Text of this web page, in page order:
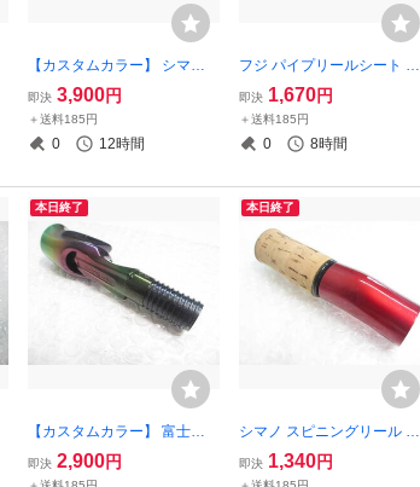
【カスタムカラー】 シマノ
ベイトリール 用 リールシー
ト Ci4 ブランクタッチ コル
クナット SHIMANO
即決 3,900円
＋送料185円
0 12時間
フジ パイプリールシート ス
ーパーレッドカラー カーボ
ンボディ SD18 （ダイワ シ
マノ がまかつ メガバス エバ
ーグリーン
即決 1,670円
＋送料185円
0 8時間
本日終了
【カスタムカラー】 富士工
業 ベイトリール 用 リールシ
ート ACS ブランクタッチ
即決 2,900円
本日終了
シマノ スピニングリール 用
リールシート スーパーレッ
ドカラー コルクナット （ダ
即決 1,340円